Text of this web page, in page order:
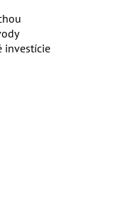
investície